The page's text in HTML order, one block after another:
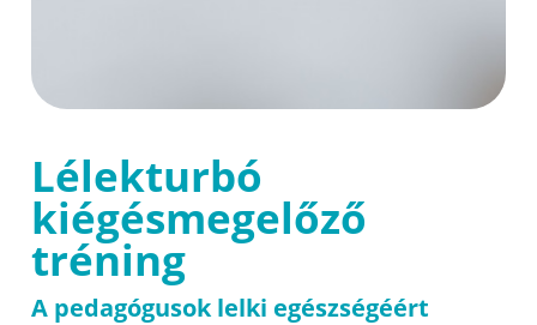
Lélekturbó
kiégésmegelőző
tréning
A pedagógusok lelki egészségéért